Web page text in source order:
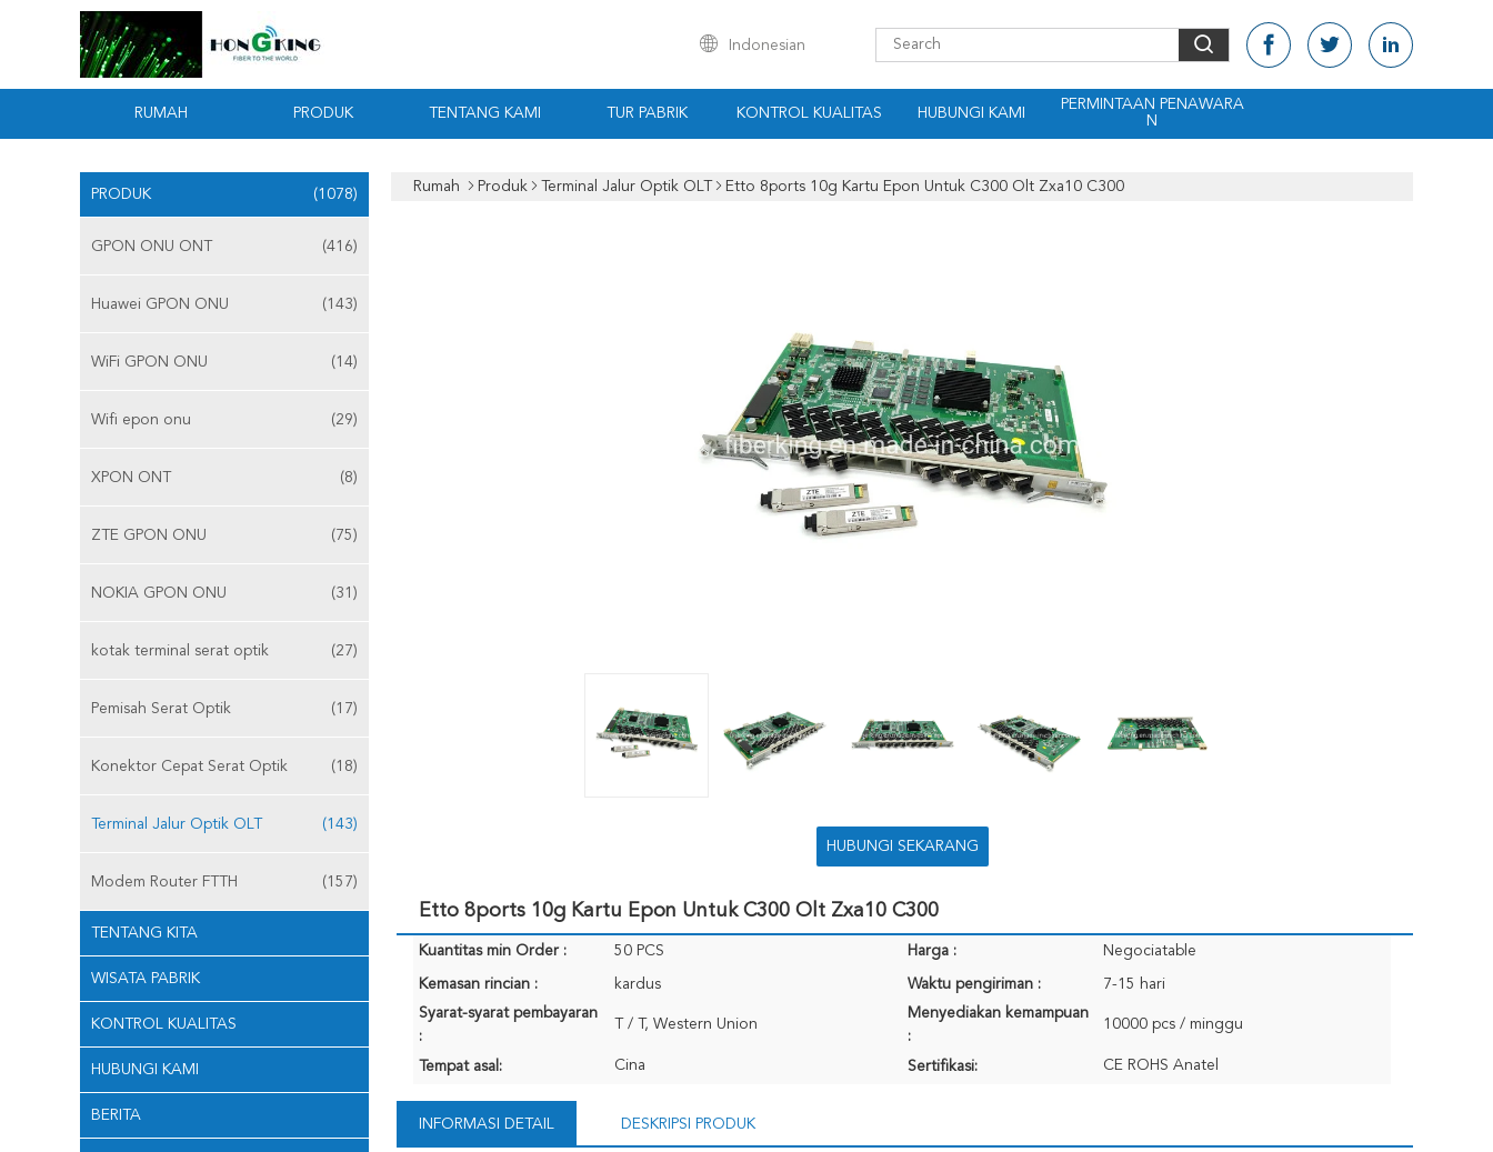
Indonesian
RUMAH PRODUK TENTANG KAMI TUR PABRIK KONTROL KUALITAS HUBUNGI KAMI
PERMINTAAN PENAWARA
N
PRODUK (1078)
GPON ONU ONT (416)
Huawei GPON ONU (143)
WiFi GPON ONU (14)
Wifi epon onu (29)
XPON ONT (8)
ZTE GPON ONU (75)
NOKIA GPON ONU (31)
kotak terminal serat optik (27)
Pemisah Serat Optik (17)
Konektor Cepat Serat Optik (18)
Terminal Jalur Optik OLT (143)
Modem Router FTTH (157)
TENTANG KITA
WISATA PABRIK
KONTROL KUALITAS
HUBUNGI KAMI
BERITA
Rumah Produk Terminal Jalur Optik OLT Etto 8ports 10g Kartu Epon Untuk C300 Olt Zxa10 C300
HUBUNGI SEKARANG
Etto 8ports 10g Kartu Epon Untuk C300 Olt Zxa10 C300
Kuantitas min Order : 50 PCS Harga : Negociatable
Kemasan rincian : kardus Waktu pengiriman :
7-15 hari
Syarat-syarat pembayaran
:
T / T, Western Union
Menyediakan kemampuan
:
10000 pcs / minggu
Tempat asal: Cina Sertifikasi: CE ROHS Anatel
INFORMASI DETAIL DESKRIPSI PRODUK